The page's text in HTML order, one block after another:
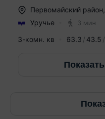
Первомайский район
Уручье
3 мин
3-комн. кв 63.3 43.5